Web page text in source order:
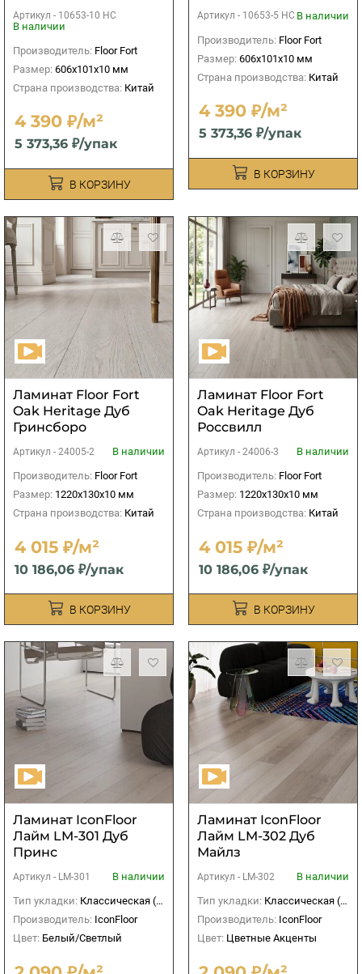
Артикул - 10653-10 НС
В наличии
Производитель: Floor Fort
Размер: 606х101х10 мм
Страна производства: Китай
4 390 ₽/м²
5 373,36 ₽/упак
В КОРЗИНУ
Артикул - 10653-5 НС В наличии
Производитель: Floor Fort
Размер: 606х101х10 мм
Страна производства: Китай
4 390 ₽/м²
5 373,36 ₽/упак
В КОРЗИНУ
Ламинат Floor Fort
Oak Heritage Дуб
Гринсборо
Артикул - 24005-2
В наличии
Производитель: Floor Fort
Размер: 1220х130х10 мм
Страна производства: Китай
4 015 ₽/м²
10 186,06 ₽/упак
В КОРЗИНУ
Ламинат Floor Fort
Oak Heritage Дуб
Россвилл
Артикул - 24006-3
В наличии
Производитель: Floor Fort
Размер: 1220х130х10 мм
Страна производства: Китай
4 015 ₽/м²
10 186,06 ₽/упак
В КОРЗИНУ
Ламинат IconFloor
Лайм LM-301 Дуб
Принс
Артикул - LM-301
В наличии
Тип укладки: Классическая (прямая)
Производитель: IconFloor
Цвет: Белый/Светлый
Ламинат IconFloor
Лайм LM-302 Дуб
Майлз
Артикул - LM-302
В наличии
Тип укладки: Классическая (прямая)
Производитель: IconFloor
Цвет: Цветные Акценты